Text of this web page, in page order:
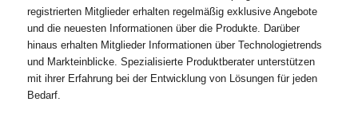
registrierten Mitglieder erhalten regelmäßig exklusive Angebote
und die neuesten Informationen über die Produkte. Darüber
hinaus erhalten Mitglieder Informationen über Technologietrends
und Markteinblicke. Spezialisierte Produktberater unterstützen
mit ihrer Erfahrung bei der Entwicklung von Lösungen für jeden
Bedarf.